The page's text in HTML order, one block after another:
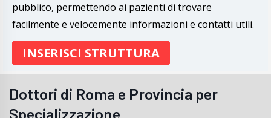
pubblico, permettendo ai pazienti di trovare
facilmente e velocemente informazioni e contatti utili.
INSERISCI STRUTTURA
Dottori di Roma e Provincia per
Specializzazione